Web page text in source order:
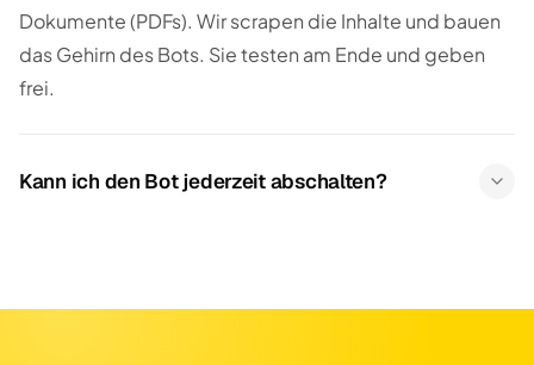
Dokumente (PDFs). Wir scrapen die Inhalte und bauen
das Gehirn des Bots. Sie testen am Ende und geben
frei.
Kann ich den Bot jederzeit abschalten?